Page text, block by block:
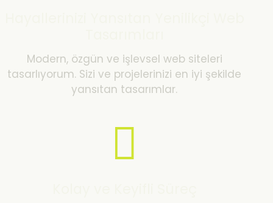
Modern, özgün ve işlevsel web siteleri
tasarlıyorum. Sizi ve projelerinizi en iyi şekilde
yansıtan tasarımlar.